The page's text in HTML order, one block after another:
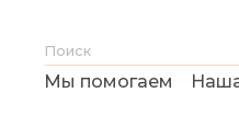
Мы помогаем